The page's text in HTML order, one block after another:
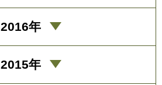
2016年
2015年